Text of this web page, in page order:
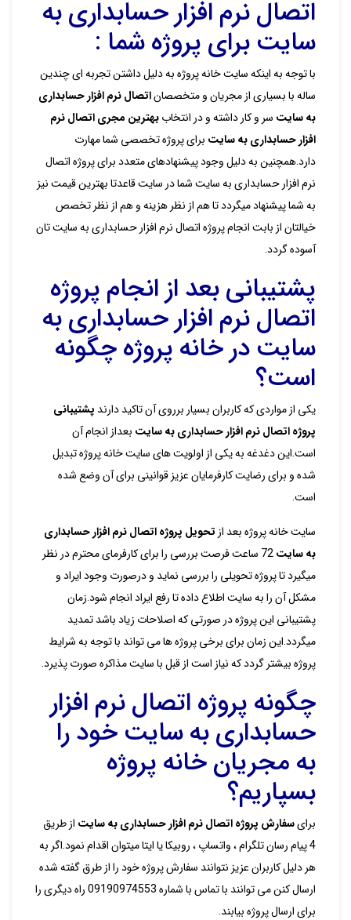
اتصال نرم افزار حسابداری به
سایت برای پروژه شما :
با توجه به اینکه سایت خانه پروژه به دلیل داشتن تجربه ای چندین
ساله با بسیاری از مجریان و متخصصاناتصال نرم افزار حسابداری
به سایت سر و کار داشته و در انتخاب بهترین مجری اتصال نرم
افزار حسابداری به سایت برای پروژه تخصصی شما مهارت
دارد.همچنین به دلیل وجود پیشنهادهای متعدد برای پروژه اتصال
نرم افزار حسابداری به سایت شما در سایت قاعدتا بهترین قیمت نیز
به شما پیشنهاد میگردد تا هم از نظر هزینه و هم از نظر تخصص
خیالتان از بابت انجام پروژه اتصال نرم افزار حسابداری به سایت تان
آسوده گردد.
پشتیبانی بعد از انجام پروژه
اتصال نرم افزار حسابداری به
سایت در خانه پروژه چگونه
است؟
یکی از مواردی که کاربران بسیار برروی آن تاکید دارند پشتیبانی
پروژه اتصال نرم افزار حسابداری به سایت بعداز انجام آن
است.این دغدغه به یکی از اولویت های سایت خانه پروژه تبدیل
شده و برای رضایت کارفرمایان عزیز قوانینی برای آن وضع شده
است.
سایت خانه پروژه بعد از تحویل پروژه اتصال نرم افزار حسابداری
به سایت
72 ساعت فرصت بررسی را برای کارفرمای محترم در نظر
میگیرد تا پروژه تحویلی را بررسی نماید و درصورت وجود ایراد و
مشکل آن را به سایت اطلاع داده تا رفع ایراد انجام شود.زمان
پشتیبانی این پروژه در صورتی که اصلاحات زیاد باشد تمدید
میگردد.این زمان برای برخی پروژه ها می تواند با توجه به شرایط
پروژه بیشتر گردد که نیاز است از قبل با سایت مذاکره صورت پذیرد.
چگونه پروژه اتصال نرم افزار
حسابداری به سایت خود را
به مجریان خانه پروژه
بسپاریم؟
برایسفارش پروژه اتصال نرم افزار حسابداری به سایت از طریق
4 پیام رسان تلگرام ، واتساپ ، روبیکا یا ایتا میتوان اقدام نمود.اگر به
هر دلیل کاربران عزیز نتوانند سفارش پروژه خود را از طرق گفته شده
ارسال کنن می توانند با تماس با شماره 09190974553 راه دیگری را
برای ارسال پروژه بیابند.